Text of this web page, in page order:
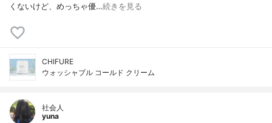
くないけど、めっちゃ優…続きを見る
CHIFURE
ウォッシャブル コールド クリーム
社会人
yuna